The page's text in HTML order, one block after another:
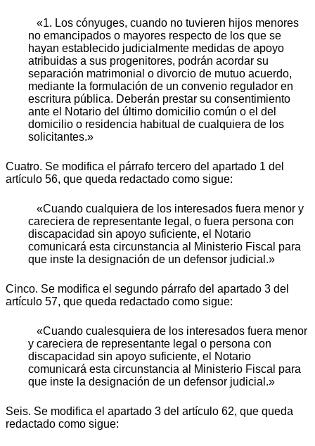
«1. Los cónyuges, cuando no tuvieren hijos menores
no emancipados o mayores respecto de los que se
hayan establecido judicialmente medidas de apoyo
atribuidas a sus progenitores, podrán acordar su
separación matrimonial o divorcio de mutuo acuerdo,
mediante la formulación de un convenio regulador en
escritura pública. Deberán prestar su consentimiento
ante el Notario del último domicilio común o el del
domicilio o residencia habitual de cualquiera de los
solicitantes.»
Cuatro. Se modifica el párrafo tercero del apartado 1 del
artículo 56, que queda redactado como sigue:
«Cuando cualquiera de los interesados fuera menor y
careciera de representante legal, o fuera persona con
discapacidad sin apoyo suficiente, el Notario
comunicará esta circunstancia al Ministerio Fiscal para
que inste la designación de un defensor judicial.»
Cinco. Se modifica el segundo párrafo del apartado 3 del
artículo 57, que queda redactado como sigue:
«Cuando cualesquiera de los interesados fuera menor
y careciera de representante legal o persona con
discapacidad sin apoyo suficiente, el Notario
comunicará esta circunstancia al Ministerio Fiscal para
que inste la designación de un defensor judicial.»
Seis. Se modifica el apartado 3 del artículo 62, que queda
redactado como sigue: